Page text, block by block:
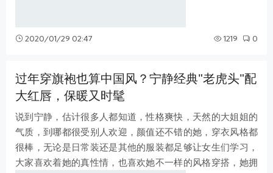
2020/01/29 02:47 1219 0
过年穿旗袍也算中国风？宁静经典"老虎头"配
大红唇，保暖又时髦
说到宁静，估计很多人都知道，性格爽快，天然的大姐姐的
气质，到哪都很受别人欢迎，颜值还不错的她，穿衣风格都
很棒，无论是日常装还是其他的服装都足够让女生们学习，
大家喜欢着她的真性情，也喜欢她不一样的风格穿搭，她拥